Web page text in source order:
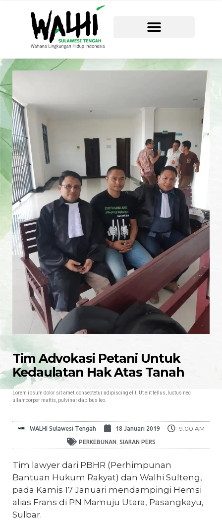
Tim Advokasi Petani Untuk
Kedaulatan Hak Atas Tanah
Lorem ipsum dolor sit amet, consectetur adipiscing elit. Ut elit tellus, luctus nec
ullamcorper mattis, pulvinar dapibus leo.
WALHI Sulawesi Tengah 18 Januari 2019 9:00 AM
PERKEBUNAN, SIARAN PERS
Tim lawyer dari PBHR (Perhimpunan
Bantuan Hukum Rakyat) dan Walhi Sulteng,
pada Kamis 17 Januari mendampingi Hemsi
alias Frans di PN Mamuju Utara, Pasangkayu,
Sulbar.